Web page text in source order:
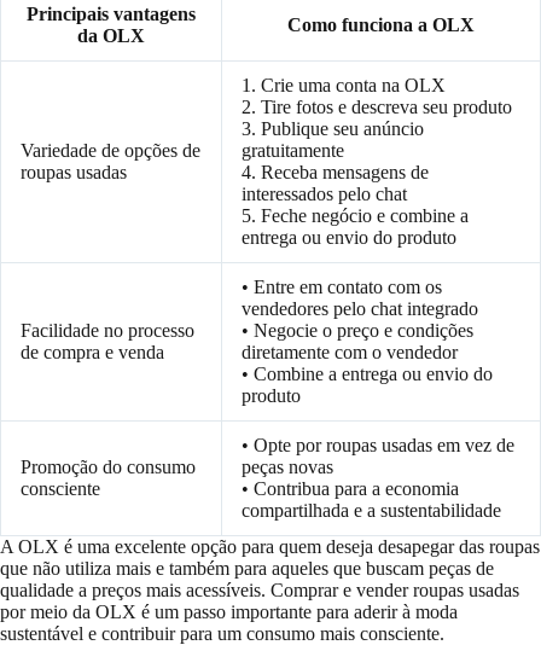
Principais vantagens
da OLX
Como funciona a OLX
Variedade de opções de
roupas usadas
1. Crie uma conta na OLX
2. Tire fotos e descreva seu produto
3. Publique seu anúncio
gratuitamente
4. Receba mensagens de
interessados pelo chat
5. Feche negócio e combine a
entrega ou envio do produto
Facilidade no processo
de compra e venda
• Entre em contato com os
vendedores pelo chat integrado
• Negocie o preço e condições
diretamente com o vendedor
• Combine a entrega ou envio do
produto
Promoção do consumo
consciente
• Opte por roupas usadas em vez de
peças novas
• Contribua para a economia
compartilhada e a sustentabilidade
A OLX é uma excelente opção para quem deseja desapegar das roupas
que não utiliza mais e também para aqueles que buscam peças de
qualidade a preços mais acessíveis. Comprar e vender roupas usadas
por meio da OLX é um passo importante para aderir à moda
sustentável e contribuir para um consumo mais consciente.